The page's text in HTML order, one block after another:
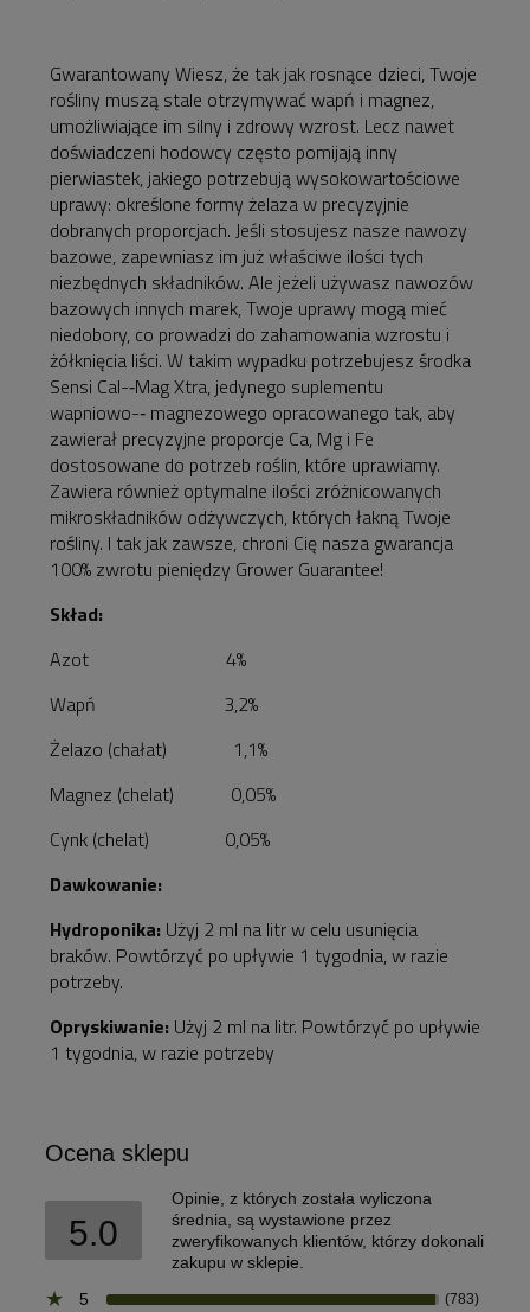
Gwarantowany Wiesz, że tak jak rosnące dzieci, Twoje
rośliny muszą stale otrzymywać wapń i magnez,
umożliwiające im silny i zdrowy wzrost. Lecz nawet
doświadczeni hodowcy często pomijają inny
pierwiastek, jakiego potrzebują wysokowartościowe
uprawy: określone formy żelaza w precyzyjnie
dobranych proporcjach. Jeśli stosujesz nasze nawozy
bazowe, zapewniasz im już właściwe ilości tych
niezbędnych składników. Ale jeżeli używasz nawozów
bazowych innych marek, Twoje uprawy mogą mieć
niedobory, co prowadzi do zahamowania wzrostu i
żółknięcia liści. W takim wypadku potrzebujesz środka
Sensi Cal-­‐Mag Xtra, jedynego suplementu
wapniowo-­‐ magnezowego opracowanego tak, aby
zawierał precyzyjne proporcje Ca, Mg i Fe
dostosowane do potrzeb roślin, które uprawiamy.
Zawiera również optymalne ilości zróżnicowanych
mikroskładników odżywczych, których łakną Twoje
rośliny. I tak jak zawsze, chroni Cię nasza gwarancja
100% zwrotu pieniędzy Grower Guarantee!
Skład:
Azot 4%
Wapń 3,2%
Żelazo (chałat) 1,1%
Magnez (chelat) 0,05%
Cynk (chelat) 0,05%
Dawkowanie:
Hydroponika: Użyj 2 ml na litr w celu usunięcia
braków. Powtórzyć po upływie 1 tygodnia, w razie
potrzeby.
Opryskiwanie: Użyj 2 ml na litr. Powtórzyć po upływie
1 tygodnia, w razie potrzeby
Ocena sklepu
5.0
Opinie, z których została wyliczona
średnia, są wystawione przez
zweryfikowanych klientów, którzy dokonali
zakupu w sklepie.
5
(783)